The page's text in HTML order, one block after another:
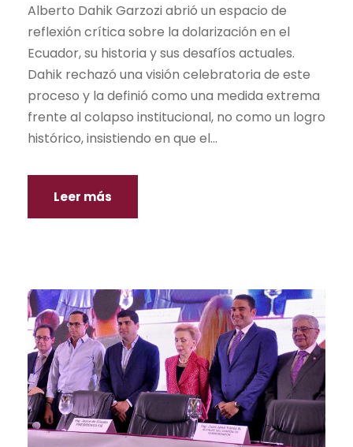
Alberto Dahik Garzozi abrió un espacio de
reflexión crítica sobre la dolarización en el
Ecuador, su historia y sus desafíos actuales.
Dahik rechazó una visión celebratoria de este
proceso y la definió como una medida extrema
frente al colapso institucional, no como un logro
histórico, insistiendo en que el...
Leer más